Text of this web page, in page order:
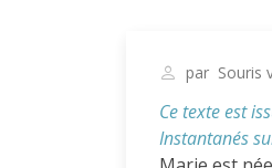
par Souris
Ce texte est
Instantanés